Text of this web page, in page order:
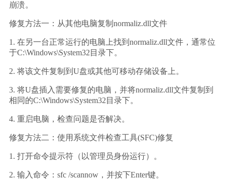
崩溃。
修复方法一：从其他电脑复制normaliz.dll文件
1. 在另一台正常运行的电脑上找到normaliz.dll文件，通常位
于C:\Windows\System32目录下。
2. 将该文件复制到U盘或其他可移动存储设备上。
3. 将U盘插入需要修复的电脑，并将normaliz.dll文件复制到
相同的C:\Windows\System32目录下。
4. 重启电脑，检查问题是否解决。
修复方法二：使用系统文件检查工具(SFC)修复
1. 打开命令提示符（以管理员身份运行）。
2. 输入命令：sfc /scannow，并按下Enter键。